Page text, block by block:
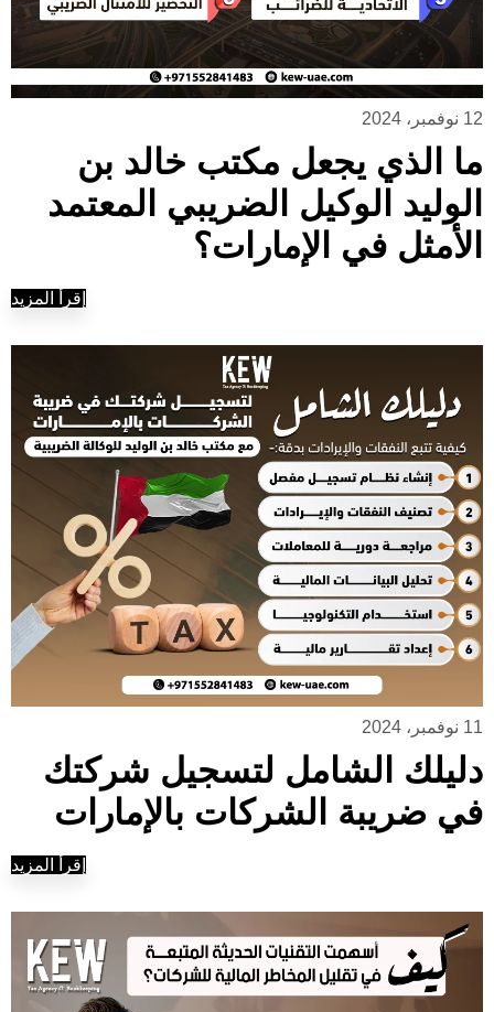
12 نوفمبر، 2024
ما الذي يجعل مكتب خالد بن
الوليد الوكيل الضريبي المعتمد
الأمثل في الإمارات؟
إقرأ المزيد
11 نوفمبر، 2024
دليلك الشامل لتسجيل شركتك
في ضريبة الشركات بالإمارات
إقرأ المزيد